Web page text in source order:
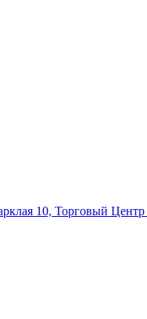
10, Торговый